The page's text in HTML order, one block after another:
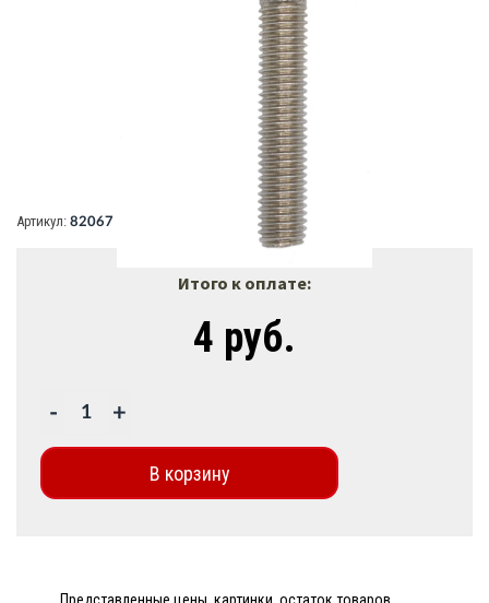
Артикул: 82067
Итого к оплате:
4 руб.
+
-
В корзину